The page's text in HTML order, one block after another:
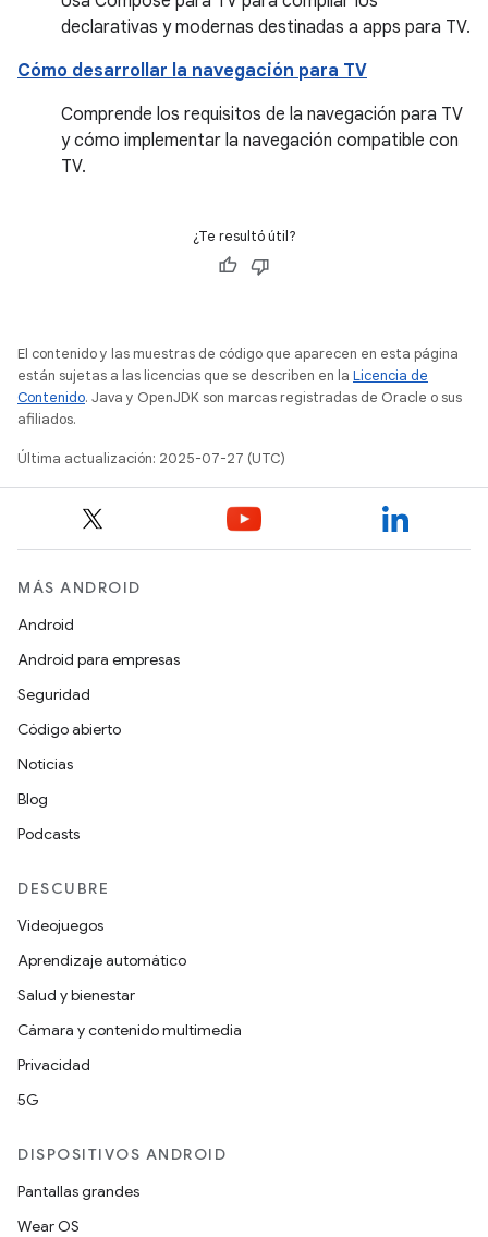
declarativas y modernas destinadas a apps para TV.
Cómo desarrollar la navegación para TV
Comprende los requisitos de la navegación para TV
y cómo implementar la navegación compatible con
TV.
¿Te resultó útil?
El contenido y las muestras de código que aparecen en esta página
están sujetas a las licencias que se describen en la Licencia de
Contenido. Java y OpenJDK son marcas registradas de Oracle o sus
afiliados.
Última actualización: 2025-07-27 (UTC)
MÁS ANDROID
Android
Android para empresas
Seguridad
Código abierto
Noticias
Blog
Podcasts
DESCUBRE
Videojuegos
Aprendizaje automático
Salud y bienestar
Cámara y contenido multimedia
Privacidad
5G
DISPOSITIVOS ANDROID
Pantallas grandes
Wear OS